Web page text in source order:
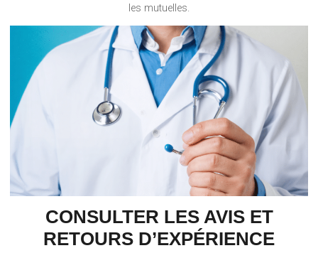
les mutuelles.
CONSULTER LES AVIS ET
RETOURS D’EXPÉRIENCE